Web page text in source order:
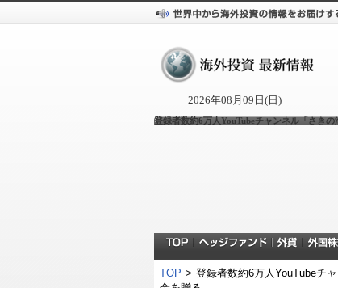
2026年08月09日(日)
登録者数約6万人YouTubeチャンネル「さき
TOP > 登録者数約6万人YouTubeチ